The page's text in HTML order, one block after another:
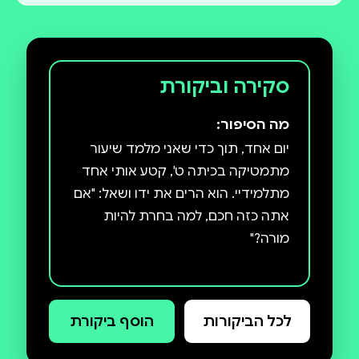
סקירה וביקורת
מה הסיפור:
יום אחד, תוך כדי שאני מלמד שיעור
מתמטיקה בכיתה ט', קטע אותי אחד
מתלמידיי. הוא הרים את ידו ושאל: "אם
אתה כזה חכם, למה בחרת להיות
בתחילת דרכו כמורה קיבל טל לוריא
הצעת עבודה משני בתי ספר שונים. על
מנת להכריע ביניהם, טל ניסה לברר מי
לכל הביקורות הוסף ביקורת